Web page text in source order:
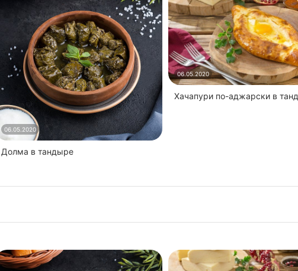
06.05.2020
​Долма в тандыре
06.05.2020
Хачапури по-аджарски в